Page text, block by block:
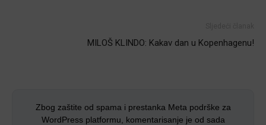
MILOŠ KLINDO: Kakav dan u Kopenhagenu!
Zbog zaštite od spama i prestanka Meta podrške za
WordPress platformu, komentarisanje je od sada